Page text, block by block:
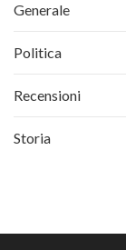
Generale
Politica
Recensioni
Storia